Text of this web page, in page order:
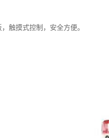
触摸式控制，安全方便。